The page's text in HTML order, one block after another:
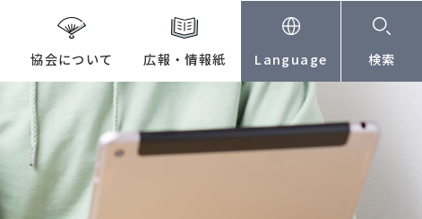
協会について 広報・情報紙 Language 検索